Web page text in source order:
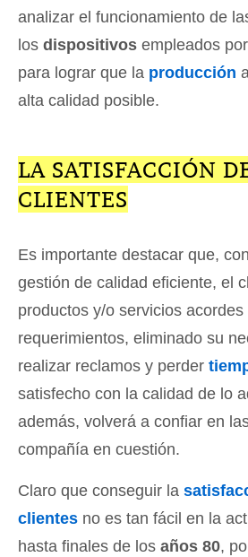
analizar el funcionamiento de
los dispositivos empleados
para lograr que la producción
alta calidad posible.
LA SATISFACCIÓN
CLIENTES
Es importante destacar que,
gestión de calidad eficiente, el
productos y/o servicios acordes
requerimientos, eliminado su
realizar reclamos y perder
satisfecho con la calidad de lo
además, volverá a confiar en
compañía en cuestión.
Claro que conseguir la
clientes no es tan fácil en la
hasta finales de los años 80,